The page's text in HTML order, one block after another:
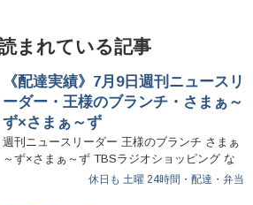
まれている記事
《配達実績》7月9日週刊ニュースリ
ーダー・王様のブランチ・さまぁ～
ず×さまぁ～ず
週刊ニュースリーダー 王様のブランチ さまぁ
～ず×さまぁ～ず TBSラジオショッピング な
どなど 本日もたくさ…
休日も 土曜 24時間・配達・弁当